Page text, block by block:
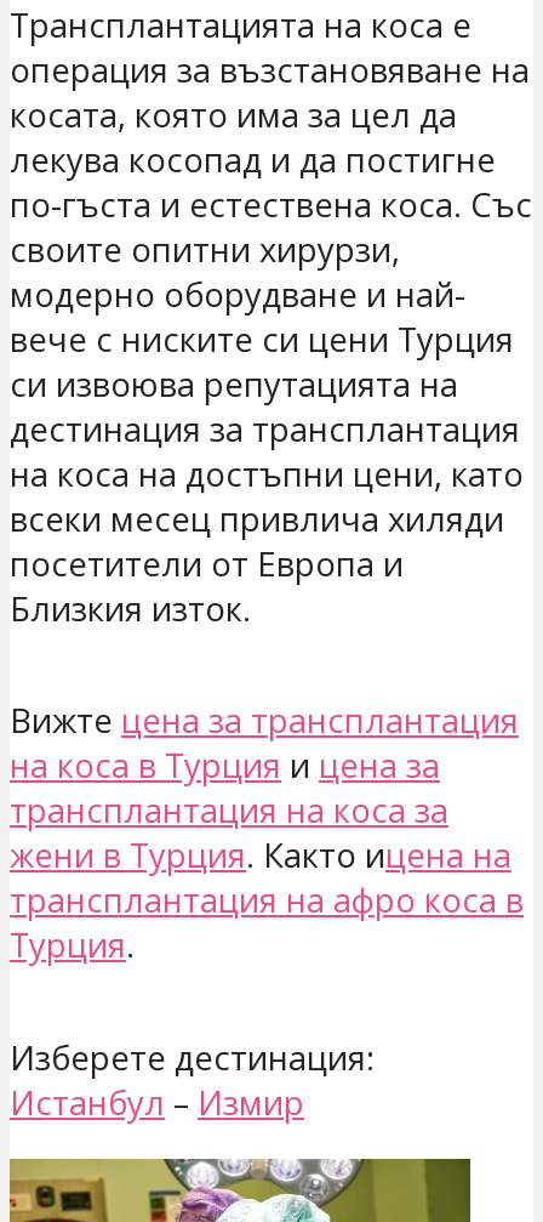
Трансплантацията на коса е
операция за възстановяване на
косата, която има за цел да
лекува косопад и да постигне
по-гъста и естествена коса. Със
своите опитни хирурзи,
модерно оборудване и най-
вече с ниските си цени Турция
си извоюва репутацията на
дестинация за трансплантация
на коса на достъпни цени, като
всеки месец привлича хиляди
посетители от Европа и
Близкия изток.
Вижте цена за трансплантация
на коса в Турция и цена за
трансплантация на коса за
жени в Турция. Както ицена на
трансплантация на афро коса в
Турция.
Изберете дестинация:
Истанбул – Измир